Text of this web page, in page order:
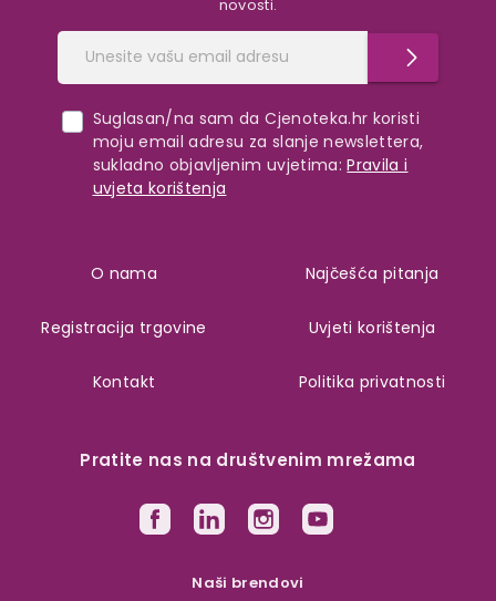
novosti.
Suglasan/na sam da Cjenoteka.hr koristi
moju email adresu za slanje newslettera,
sukladno objavljenim uvjetima: Pravila i
uvjeta korištenja
Pratite nas na društvenim mrežama
Naši brendovi
O nama
Registracija trgovine
Kontakt
Najčešća pitanja
Uvjeti korištenja
Politika privatnosti